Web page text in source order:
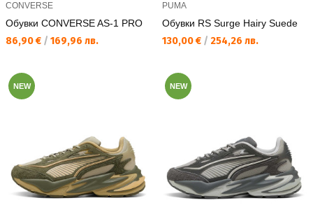
CONVERSE
Обувки CONVERSE AS-1 PRO
Текуща цена:
86,90 € / 169,96 лв.
PUMA
Обувки RS Surge Hairy Suede
Текуща цена:
130,00 € / 254,26 лв.
NEW NEW